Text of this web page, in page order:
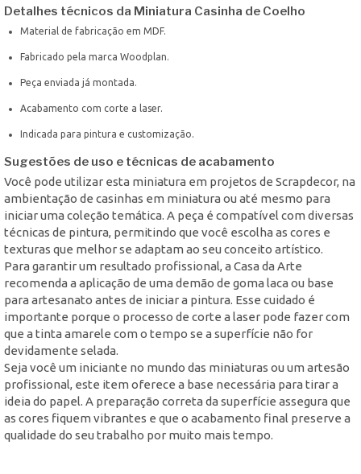
Detalhes técnicos da Miniatura Casinha de Coelho
Material de fabricação em MDF.
Fabricado pela marca Woodplan.
Peça enviada já montada.
Acabamento com corte a laser.
Indicada para pintura e customização.
Sugestões de uso e técnicas de acabamento
Você pode utilizar esta miniatura em projetos de Scrapdecor, na
ambientação de casinhas em miniatura ou até mesmo para
iniciar uma coleção temática. A peça é compatível com diversas
técnicas de pintura, permitindo que você escolha as cores e
texturas que melhor se adaptam ao seu conceito artístico.
Para garantir um resultado profissional, a Casa da Arte
recomenda a aplicação de uma demão de goma laca ou base
para artesanato antes de iniciar a pintura. Esse cuidado é
importante porque o processo de corte a laser pode fazer com
que a tinta amarele com o tempo se a superfície não for
devidamente selada.
Seja você um iniciante no mundo das miniaturas ou um artesão
profissional, este item oferece a base necessária para tirar a
ideia do papel. A preparação correta da superfície assegura que
as cores fiquem vibrantes e que o acabamento final preserve a
qualidade do seu trabalho por muito mais tempo.